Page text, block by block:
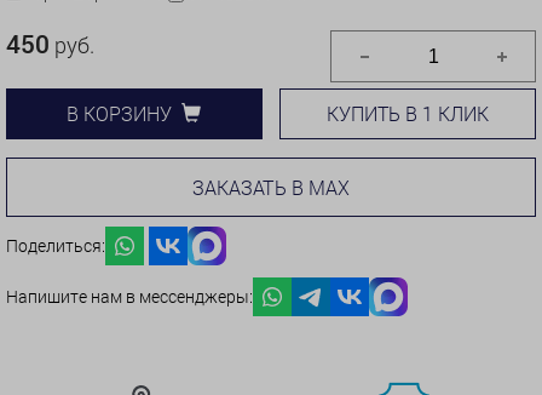
450 руб.
В КОРЗИНУ КУПИТЬ В 1 КЛИК
ЗАКАЗАТЬ В MAX
Поделиться:
Напишите нам в мессенджеры: